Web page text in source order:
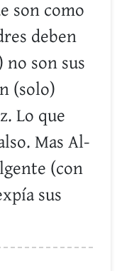
son como
deben
no son sus
(solo)
Lo que
Mas Al-
(con
sus